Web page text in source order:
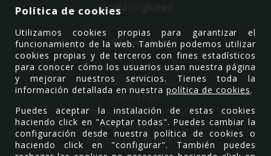
Información
Política de Cookies
Política de Privacidad
Aviso Legal
Condiciones de compra
Baja newsletter
Preguntas Frecuentes
Política de cookies
Utilizamos cookies propias para garantizar el
funcionamiento de la web. También podemos utilizar
cookies propias y de terceros con fines estadísticos
para conocer cómo los usuarios usan nuestra página
y mejorar nuestros servicios. Tienes toda la
información detallada en nuestrapolítica de cookies.
Puedes aceptar la instalación de estas cookies
haciendo click en "Aceptar todas". Puedes cambiar la
configuración desde nuestra política de cookies o
haciendo click en "configurar". También puedes